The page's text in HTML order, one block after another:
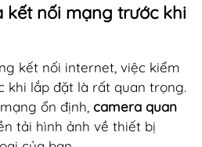
kết nối mạng trước khi
kết nối internet, việc kiểm
khi lắp đặt là rất quan trọng.
ổn định, camera quan
tải hình ảnh về thiết bị